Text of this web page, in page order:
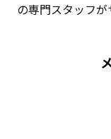
の専門スタッフが